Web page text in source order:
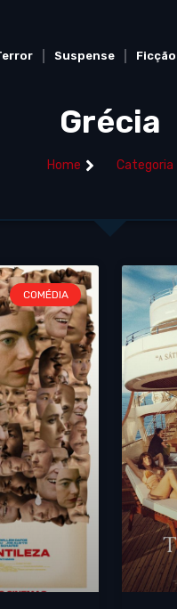
Suspense
Grécia
Home Categoria
COMÉDIA